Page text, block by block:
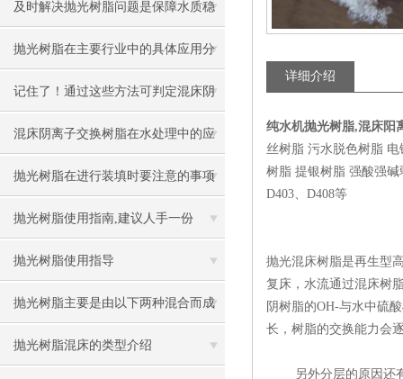
及时解决抛光树脂问题是保障水质稳
的关键
抛光树脂在主要行业中的具体应用分
享
记住了！通过这些方法可判定混床阴
离子交换树脂是否需要更换
混床阴离子交换树脂在水处理中的应
用广泛
抛光树脂在进行装填时要注意的事项
抛光树脂使用指南,建议人手一份
抛光树脂使用指导
抛光树脂主要是由以下两种混合而成
的
抛光树脂混床的类型介绍
详细介绍
纯水机抛光树脂,混床阳
丝树脂 污水脱色树脂
树脂 提银树脂 强酸强碱
D403、D408等
抛光混床树脂是再生型
复床，水流通过混床树
阴树脂的OH-与水中硫
长，树脂的交换能力会
另外分层的原因还有